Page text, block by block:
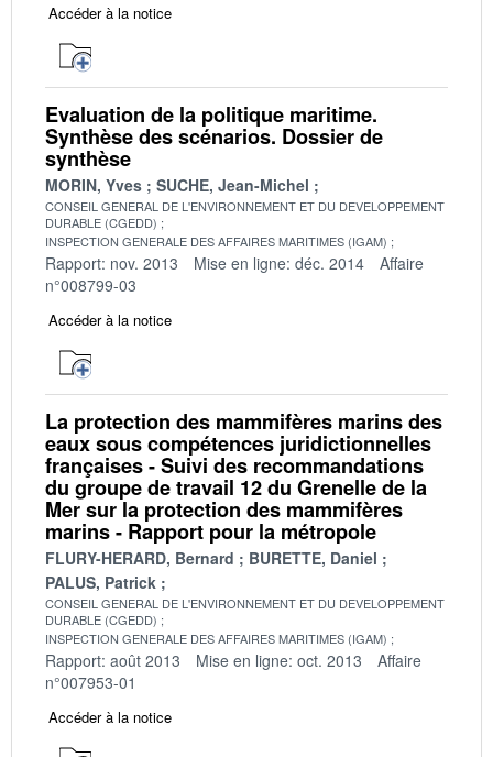
Accéder à la notice
Evaluation de la politique maritime.
Synthèse des scénarios. Dossier de
synthèse
MORIN, Yves SUCHE, Jean-Michel
CONSEIL GENERAL DE L'ENVIRONNEMENT ET DU DEVELOPPEMENT
DURABLE (CGEDD)
INSPECTION GENERALE DES AFFAIRES MARITIMES (IGAM)
Rapport: nov. 2013 Mise en ligne: déc. 2014
Affaire
n°008799-03
Accéder à la notice
La protection des mammifères marins des
eaux sous compétences juridictionnelles
françaises - Suivi des recommandations
du groupe de travail 12 du Grenelle de la
Mer sur la protection des mammifères
marins - Rapport pour la métropole
FLURY-HERARD, Bernard
BURETTE, Daniel
PALUS, Patrick
CONSEIL GENERAL DE L'ENVIRONNEMENT ET DU DEVELOPPEMENT
DURABLE (CGEDD)
INSPECTION GENERALE DES AFFAIRES MARITIMES (IGAM)
Rapport: août 2013 Mise en ligne: oct. 2013
Affaire
n°007953-01
Accéder à la notice